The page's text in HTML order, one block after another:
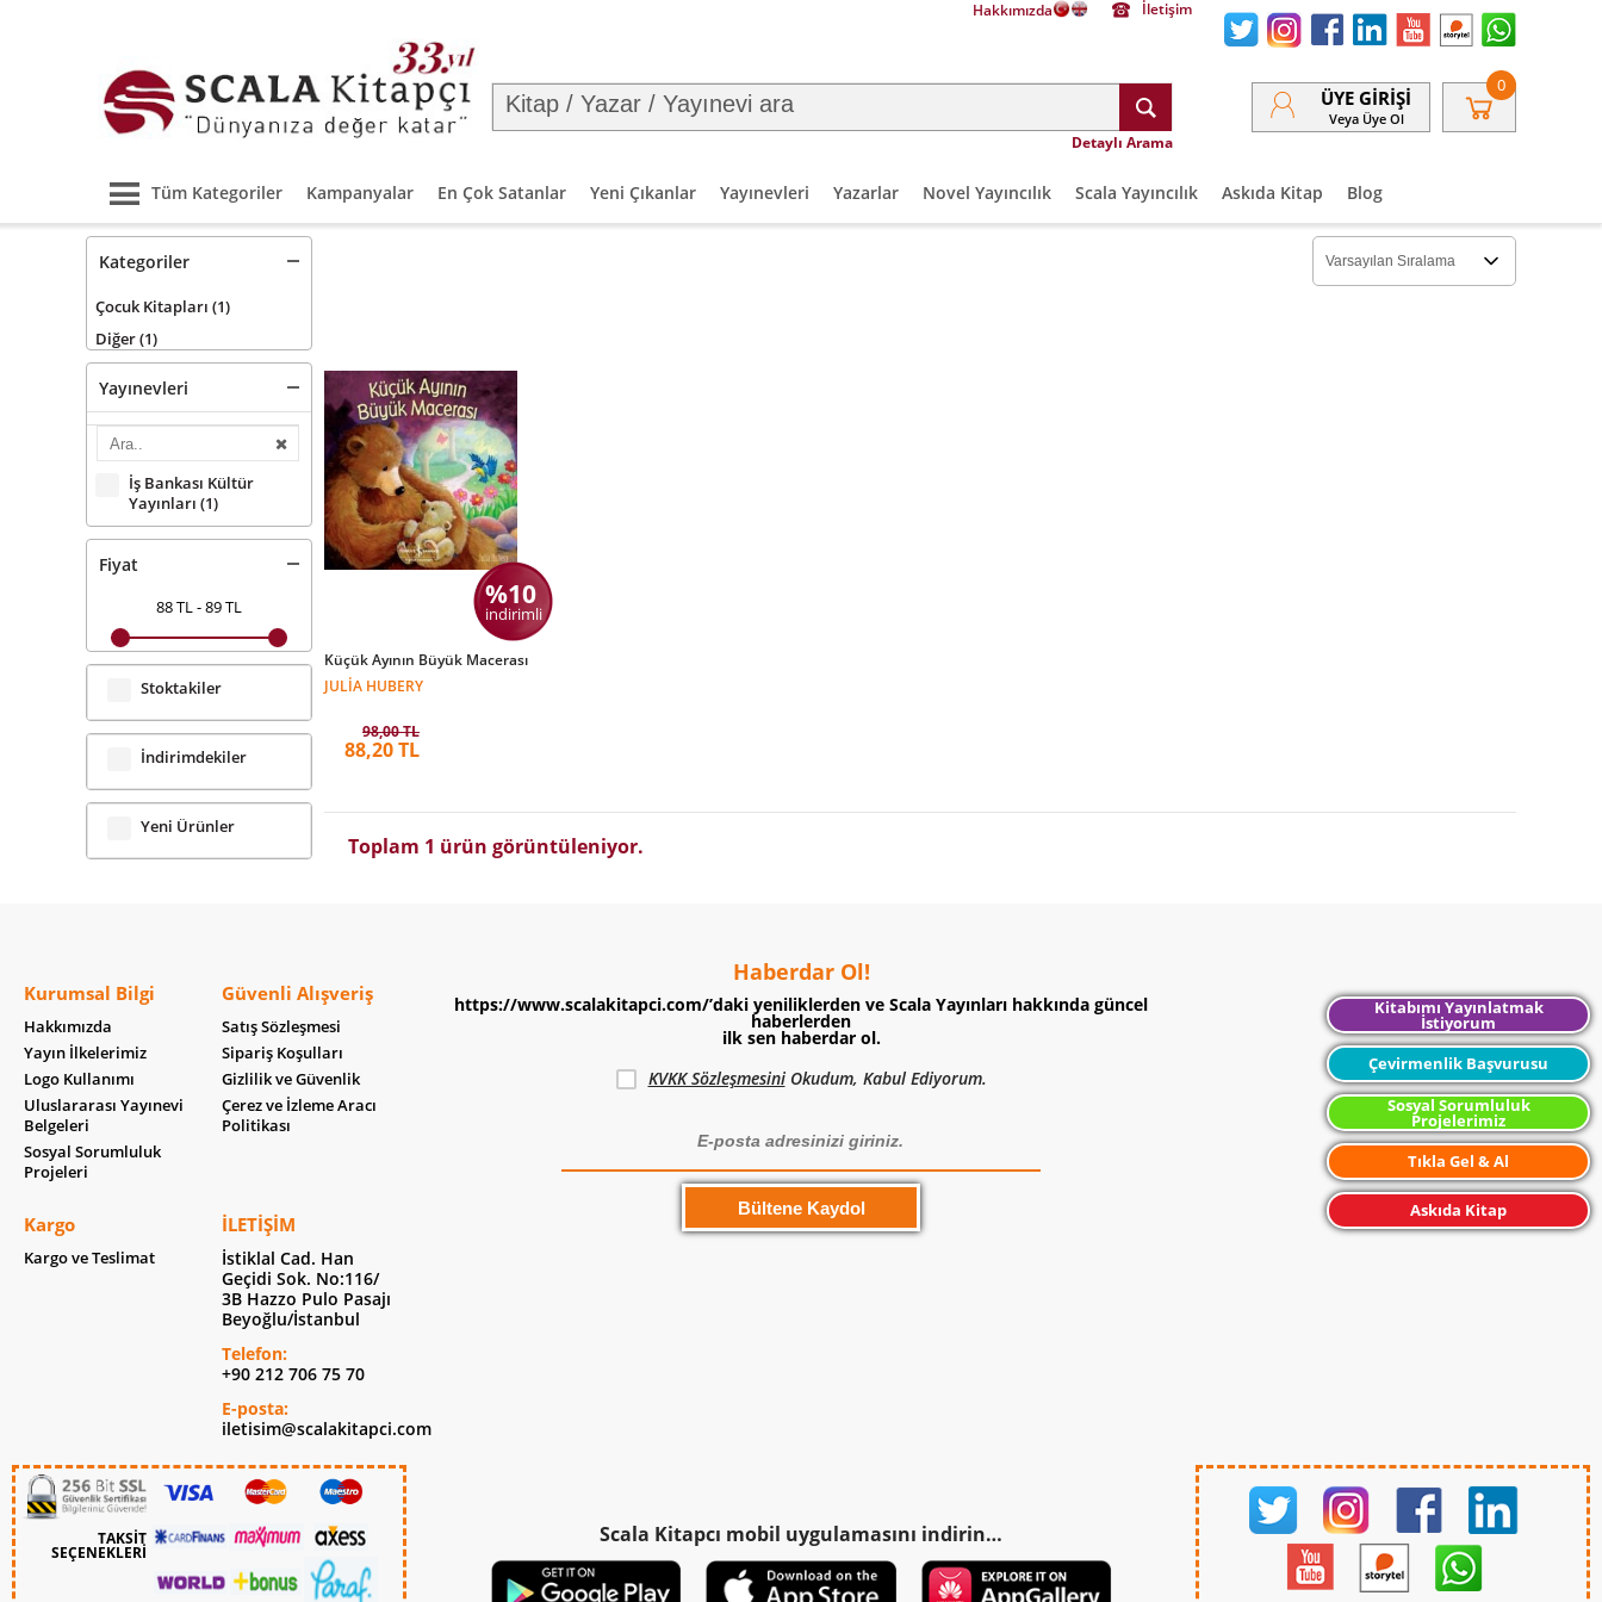
Hakkımızda İletişim
Detaylı Arama
ÜYE GIRIŞI
Veya Üye Ol
0
Tüm Kategoriler Kampanyalar En Çok Satanlar Yeni Çıkanlar Yayınevleri Yazarlar Novel Yayıncılık Scala Yayıncılık Askıda Kitap Blog
Kategoriler
Çocuk Kitapları (1)
Diğer(1)
Yayınevleri
İş Bankası Kültür
Yayınları (1)
Fiyat
88 TL-89 TL
Stoktakiler
İndirimdekiler
Yeni Ürünler
%10
indirimli
Küçük Ayının Büyük Macerası
JULIA HUBERY
98,00 TL
88,20 TL
Toplam 1 ürün görüntüleniyor.
Kurumsal Bilgi
Hakkımızda
Yayın İlkelerimiz
Logo Kullanımı
Uluslararası Yayınevi
Belgeleri
Sosyal Sorumluluk
Projeleri
Güvenli Alışveriş
Satış Sözleşmesi
Sipariş Koşulları
Gizlilik ve Güvenlik
Çerez ve İzleme Aracı
Politikası
Kargo
Kargo ve Teslimat
İLETIŞIM
İstiklal Cad. Han
Geçidi Sok. No:116/
3B Hazzo Pulo Pasajı
Beyoğlu/İstanbul
Telefon:
+90 212 706 75 70
E-posta:
iletisim@scalakitapci.com
TAKSİT
SEÇENEKLERİ
Haberdar Ol!
https://www.scalakitapci.com/’daki yeniliklerden ve Scala Yayınları hakkında güncel
haberlerden
ilk sen haberdar ol.
KVKK SözleşmesiniOkudum, Kabul Ediyorum.
Scala Kitapcı mobil uygulamasını indirin…
Kitabımı Yayınlatmak
İstiyorum
Çevirmenlik Başvurusu
Sosyal Sorumluluk
Projelerimiz
Tıkla Gel & Al
Askıda Kitap